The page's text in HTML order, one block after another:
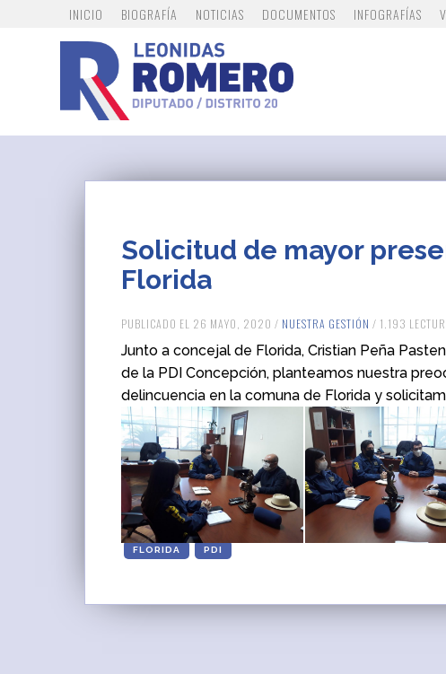
INICIO BIOGRAFÍA NOTICIAS DOCUMENTOS INFOGRAFÍAS
Solicitud de mayor
Florida
PUBLICADO EL 26 MAYO, 2020 / NUESTRA GESTIÓN / 1.193
Junto a concejal de Florida,Cristian Peña Pasten
de la PDIConcepción, planteamos nuestra
delincuencia en la comuna de Florida y
FLORIDA PDI